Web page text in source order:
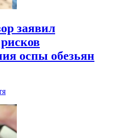
заявил
оспы обезьян